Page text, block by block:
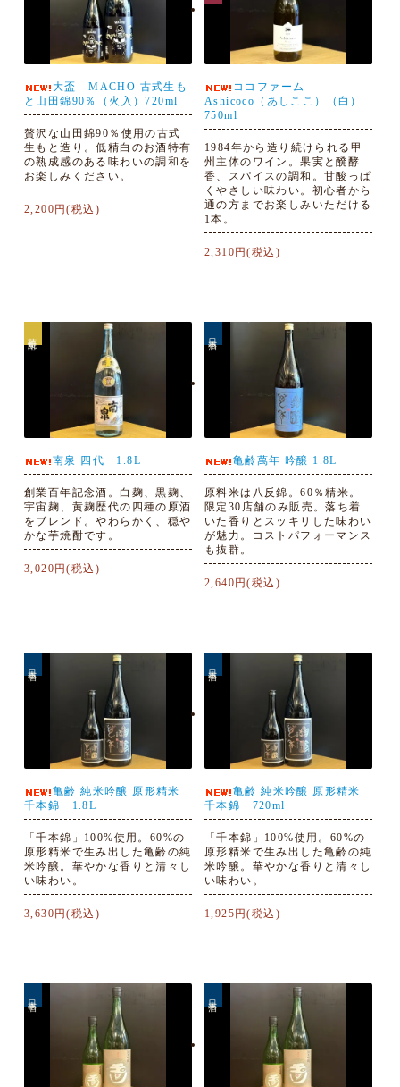
大盃 MACHO 古式生も
と山田錦90％（火入）720ml
贅沢な山田錦90％使用の古式
生もと造り。低精白のお酒特有
の熟成感のある味わいの調和を
お楽しみください。
2,200円(税込)
ココファーム
Ashicoco（あしここ）（白）
750ml
1984年から造り続けられる甲
州主体のワイン。果実と醗酵
香、スパイスの調和。甘酸っぱ
くやさしい味わい。初心者から
通の方までお楽しみいただける
1本。
2,310円(税込)
南泉 四代 1.8L
創業百年記念酒。白麹、黒麹、
宇宙麹、黄麹歴代の四種の原酒
をブレンド。やわらかく、穏や
かな芋焼酎です。
3,020円(税込)
亀齢萬年 吟醸 1.8L
原料米は八反錦。60％精米。
限定30店舗のみ販売。落ち着
いた香りとスッキリした味わい
が魅力。コストパフォーマンス
も抜群。
2,640円(税込)
亀齢 純米吟醸 原形精米
千本錦 1.8L
「千本錦」100%使用。60%の
原形精米で生み出した亀齢の純
米吟醸。華やかな香りと清々し
い味わい。
3,630円(税込)
亀齢 純米吟醸 原形精米
千本錦 720ml
「千本錦」100%使用。60%の
原形精米で生み出した亀齢の純
米吟醸。華やかな香りと清々し
い味わい。
1,925円(税込)